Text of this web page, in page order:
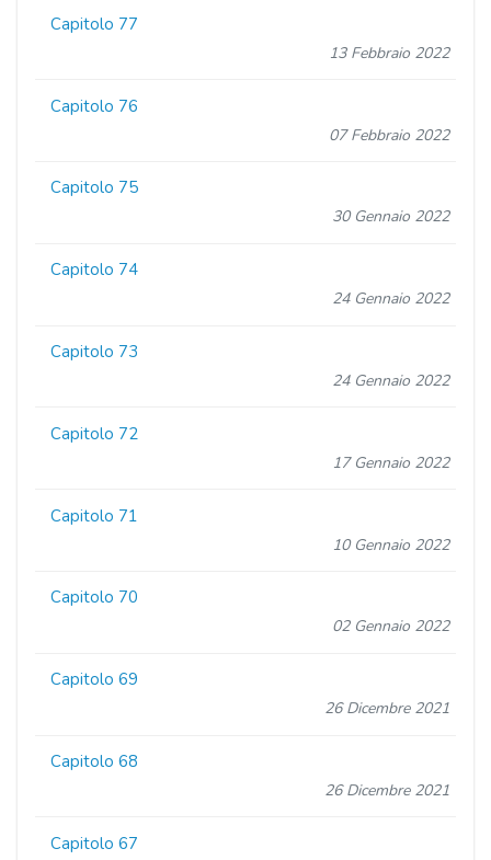
Capitolo 77
13 Febbraio 2022
Capitolo 76
07 Febbraio 2022
Capitolo 75
30 Gennaio 2022
Capitolo 74
24 Gennaio 2022
Capitolo 73
24 Gennaio 2022
Capitolo 72
17 Gennaio 2022
Capitolo 71
10 Gennaio 2022
Capitolo 70
02 Gennaio 2022
Capitolo 69
26 Dicembre 2021
Capitolo 68
26 Dicembre 2021
Capitolo 67